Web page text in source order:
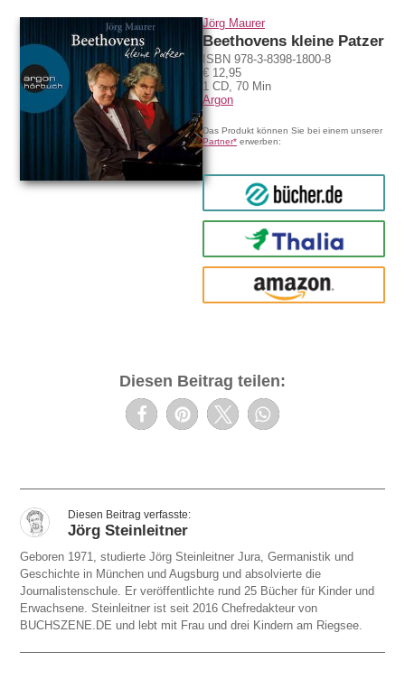
Jörg Maurer
Beethovens kleine Patzer
ISBN 978-3-8398-1800-8
€ 12,95
1 CD, 70 Min
Argon
Das Produkt können Sie bei einem unserer
Partner* erwerben:
bücher.de
Thalia
amazon
Diesen Beitrag teilen:
Jörg Steinleitner
Geboren 1971, studierte Jörg Steinleitner Jura, Germanistik und
Geschichte in München und Augsburg und absolvierte die
Journalistenschule. Er veröffentlichte rund 25 Bücher für Kinder und
Erwachsene. Steinleitner ist seit 2016 Chefredakteur von
BUCHSZENE.DE und lebt mit Frau und drei Kindern am Riegsee.